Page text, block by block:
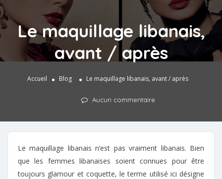
Le maquillage libanais,
avant / après
Accueil Blog Le maquillage libanais, avant / après
Aucun commentaire
Le maquillage libanais n’est pas vraiment libanais. Bien
que les femmes libanaises soient connues pour être
toujours glamour et coquette, le terme utilisé ici désigne